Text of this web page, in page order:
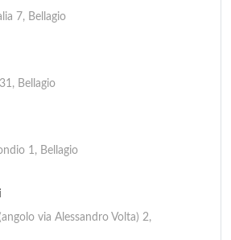
7, Bellagio
Bellagio
1, Bellagio
via Alessandro Volta) 2,